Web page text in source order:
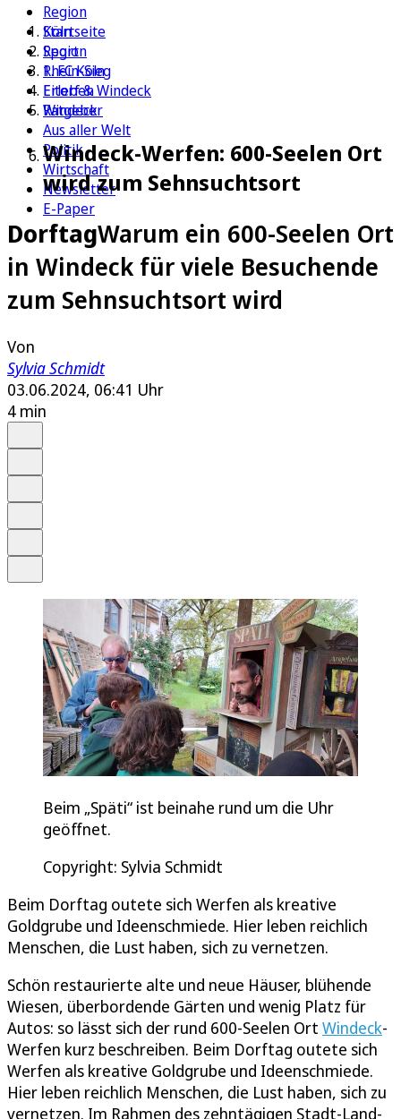
Region
Köln
Sport
1. FC Köln
Erleben
Ratgeber
Aus aller Welt
Politik
Wirtschaft
Newsletter
E-Paper
Startseite
Region
Rhein-Sieg
Eitorf & Windeck
Windeck
Windeck-Werfen: 600-Seelen Ort
wird zum Sehnsuchtsort
DorftagWarum ein 600-Seelen Ort
in Windeck für viele Besuchende
zum Sehnsuchtsort wird
Von
Sylvia Schmidt
03.06.2024, 06:41 Uhr
4 min
Beim „Späti“ ist beinahe rund um die Uhr
geöffnet.
Copyright: Sylvia Schmidt
Beim Dorftag outete sich Werfen als kreative
Goldgrube und Ideenschmiede. Hier leben reichlich
Menschen, die Lust haben, sich zu vernetzen.
Schön restaurierte alte und neue Häuser, blühende
Wiesen, überbordende Gärten und wenig Platz für
Autos: so lässt sich der rund 600-Seelen Ort Windeck-
Werfen kurz beschreiben. Beim Dorftag outete sich
Werfen als kreative Goldgrube und Ideenschmiede.
Hier leben reichlich Menschen, die Lust haben, sich zu
vernetzen. Im Rahmen des zehntägigen Stadt-Land-